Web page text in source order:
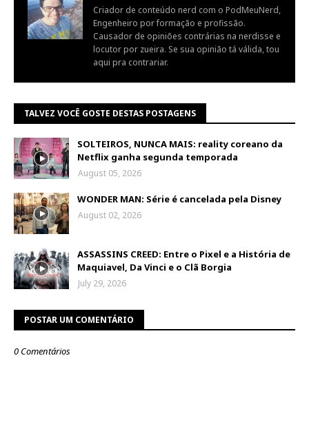
Criador de conteúdo nerd com o PodMeuNerd,
Engenheiro por formação e profissão.
Causador de opiniões contrárias na nerdisse e
locutor por zueira. Se sua opinião tá válida, tou
aqui pra contrariar.
TALVEZ VOCÊ GOSTE DESTAS POSTAGENS
SOLTEIROS, NUNCA MAIS: reality coreano da
Netflix ganha segunda temporada
August 05, 2026
WONDER MAN: Série é cancelada pela Disney
August 02, 2026
ASSASSINS CREED: Entre o Pixel e a História de
Maquiavel, Da Vinci e o Clã Borgia
July 29, 2026
POSTAR UM COMENTÁRIO
0 Comentários